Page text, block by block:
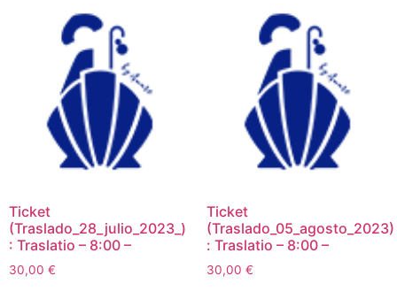
Ticket
(Traslado_28_julio_2023_)
: Traslatio – 8:00 –
30,00 €
Ticket
(Traslado_05_agosto_2023)
: Traslatio – 8:00 –
30,00 €